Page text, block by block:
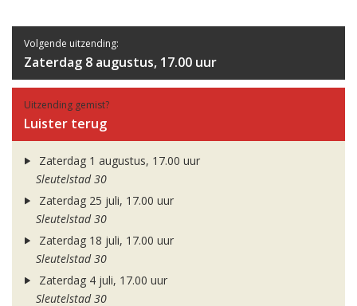
Volgende uitzending:
Zaterdag 8 augustus, 17.00 uur
Uitzending gemist?
Luister terug
Zaterdag 1 augustus, 17.00 uur
Sleutelstad 30
Zaterdag 25 juli, 17.00 uur
Sleutelstad 30
Zaterdag 18 juli, 17.00 uur
Sleutelstad 30
Zaterdag 4 juli, 17.00 uur
Sleutelstad 30